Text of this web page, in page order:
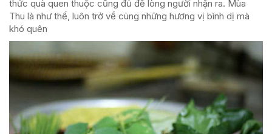
thức quà quen thuộc cũng đủ để lòng người nhận ra. Mùa
Thu là như thế, luôn trở về cùng những hương vị bình dị mà
khó quên